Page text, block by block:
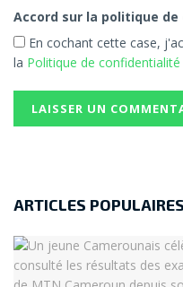
Accord sur la politique
En cochant cette case,
la Politique de confidentialité
ARTICLES POPULAIRES